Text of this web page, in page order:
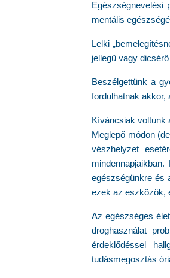
Egészségnevelési
mentális
Lelki
jellegű vagy
Beszélgettünk a
fordulhatnak akkor,
Kíváncsiak voltunk
Meglepő módon
vészhelyzet
egészségünkre és
ezek az eszközök,
Az egészséges
droghasználat
érdeklődéssel
tudásmegosztás